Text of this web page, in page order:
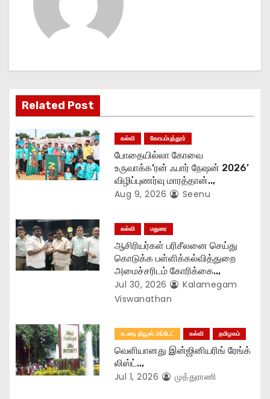
g
a
t
i
o
Related Post
கல்வி கோயம்புத்தூர்
போதையில்லா கோவை
உருவாக்க‘ரன் ஃபார் நேஷன் 2026’
விழிப்புணர்வு மாரத்தான்..,
Aug 9, 2026 Seenu
கல்வி மதுரை
ஆசிரியர்கள் பரிசீலனை செய்து
கொடுக்க பள்ளிக்கல்வித்துறை
அமைச்சரிடம் கோரிக்கை..,
Jul 30, 2026
Kalamegam
Viswanathan
உடனடி நியூஸ் அப்டேட் கல்வி தமிழகம்
வெளியானது இன்ஜினியரிங் ரேங்க்
லிஸ்ட்..,
Jul 1, 2026 முத்துராணி